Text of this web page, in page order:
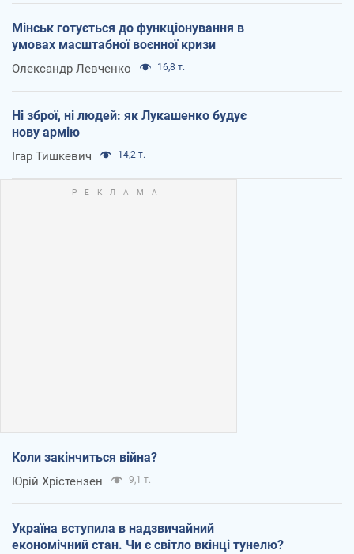
Мінськ готується до функціонування в
умовах масштабної воєнної кризи
Олександр Левченко 16,8 т.
Ні зброї, ні людей: як Лукашенко будує
нову армію
Ігар Тишкевич 14,2 т.
Коли закінчиться війна?
Юрій Хрістензен 9,1 т.
Україна вступила в надзвичайний
економічний стан. Чи є світло вкінці тунелю?